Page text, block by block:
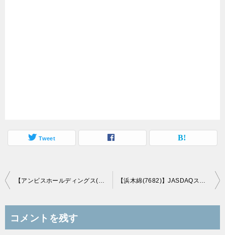
Tweet
投
ビ
【アンビスホールディングス(7071)】JASDAQスタンダード市場に新規上場承認(10/9上場予定) 【浜木綿(7682)】JASDAQスタンダード市場に新規上場承認(10/18上場予定)
コメントを残す